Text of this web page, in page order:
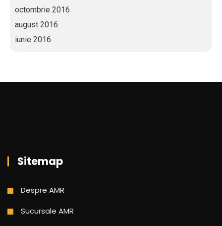
octombrie 2016
august 2016
iunie 2016
Sitemap
Despre AMR
Sucursale AMR